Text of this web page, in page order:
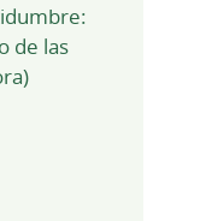
de las